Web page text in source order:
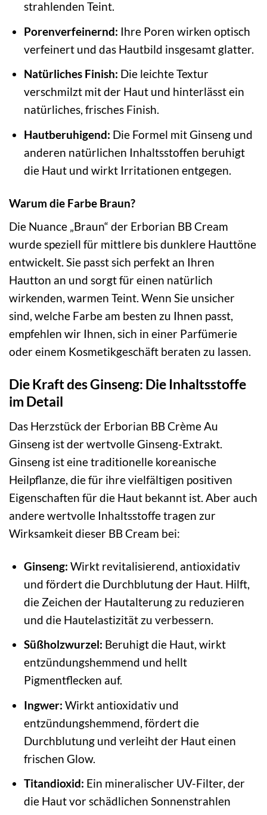
strahlenden Teint.
Porenverfeinernd: Ihre Poren wirken optisch
verfeinert und das Hautbild insgesamt glatter.
Natürliches Finish: Die leichte Textur
verschmilzt mit der Haut und hinterlässt ein
natürliches, frisches Finish.
Hautberuhigend: Die Formel mit Ginseng und
anderen natürlichen Inhaltsstoffen beruhigt
die Haut und wirkt Irritationen entgegen.
Warum die Farbe Braun?
Die Nuance „Braun“ der Erborian BB Cream
wurde speziell für mittlere bis dunklere Hauttöne
entwickelt. Sie passt sich perfekt an Ihren
Hautton an und sorgt für einen natürlich
wirkenden, warmen Teint. Wenn Sie unsicher
sind, welche Farbe am besten zu Ihnen passt,
empfehlen wir Ihnen, sich in einer Parfümerie
oder einem Kosmetikgeschäft beraten zu lassen.
Die Kraft des Ginseng: Die Inhaltsstoffe
im Detail
Das Herzstück der Erborian BB Crème Au
Ginseng ist der wertvolle Ginseng-Extrakt.
Ginseng ist eine traditionelle koreanische
Heilpflanze, die für ihre vielfältigen positiven
Eigenschaften für die Haut bekannt ist. Aber auch
andere wertvolle Inhaltsstoffe tragen zur
Wirksamkeit dieser BB Cream bei:
Ginseng: Wirkt revitalisierend, antioxidativ
und fördert die Durchblutung der Haut. Hilft,
die Zeichen der Hautalterung zu reduzieren
und die Hautelastizität zu verbessern.
Süßholzwurzel: Beruhigt die Haut, wirkt
entzündungshemmend und hellt
Pigmentflecken auf.
Ingwer: Wirkt antioxidativ und
entzündungshemmend, fördert die
Durchblutung und verleiht der Haut einen
frischen Glow.
Titandioxid: Ein mineralischer UV-Filter, der
die Haut vor schädlichen Sonnenstrahlen